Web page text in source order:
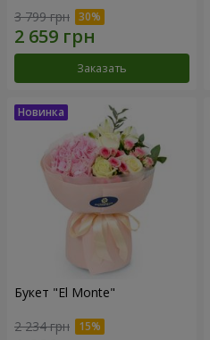
3 799 грн
Заказать
Букет "El Monte"
2 234 грн